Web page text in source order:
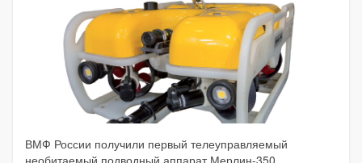
ВМФ России получили первый телеуправляемый